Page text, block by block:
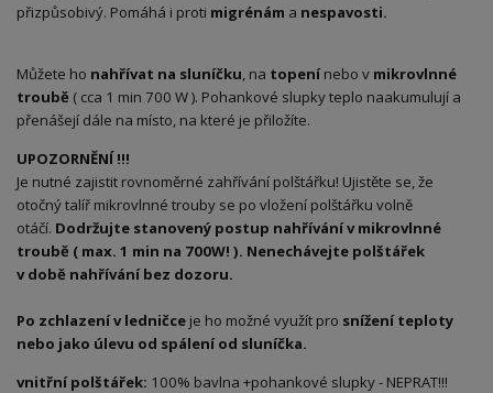
přizpůsobivý. Pomáhá i proti migrénám a nespavosti.
Můžete ho nahřívat na sluníčku, na topenínebo v mikrovlnné
troubě ( cca 1 min 700 W ). Pohankové slupky teplo naakumulují a
přenášejí dále na místo, na které je přiložíte.
UPOZORNĚNÍ !!!
Je nutné zajistit rovnoměrné zahřívání polštářku! Ujistěte se, že
otočný talíř mikrovlnné trouby se po vložení polštářku volně
otáčí. Dodržujte stanovený postup nahřívání v mikrovlnné
troubě ( max. 1 min na 700W! ). Nenechávejte polštářek
v době nahřívání bez dozoru.
Po zchlazení v ledničce je ho možné využít pro snížení teploty
nebo jako úlevu od spálení od sluníčka.
vnitřní polštářek: 100% bavlna +pohankové slupky - NEPRAT!!!